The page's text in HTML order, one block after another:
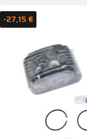
-27,15 €